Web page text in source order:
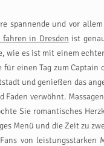
spannende und vor
fahren in Dresden ist
wie es ist mit einem
einen Tag zum Captain
und genießen das
verwöhnt.
Sie romantisches
Menü und die Zeit zu
von leistungsstarken